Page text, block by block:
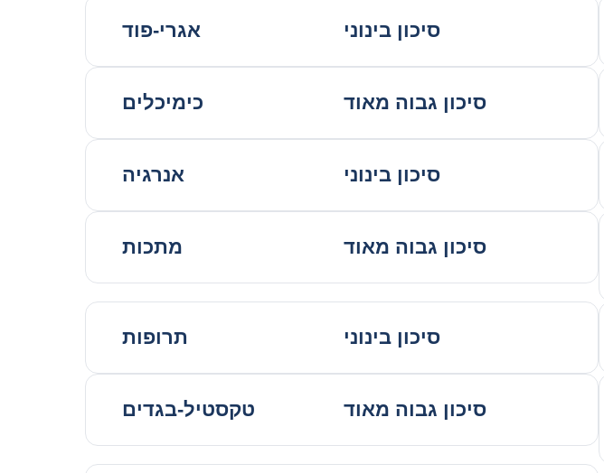
אגרי-פוד סיכון בינוני
כימיכלים סיכון גבוה מאוד
אנרגיה סיכון בינוני
מתכות סיכון גבוה מאוד
תרופות סיכון בינוני
טקסטיל-בגדים סיכון גבוה מאוד